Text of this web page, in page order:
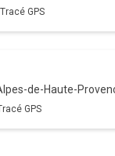
Tracé GPS
de-Haute-
GPS